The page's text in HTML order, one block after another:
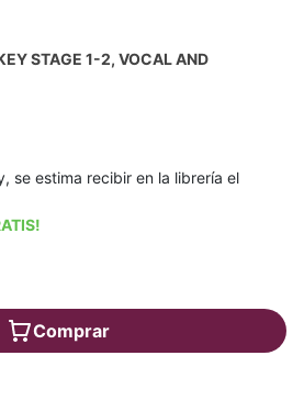
STAGE 1-2, VOCAL AND
se estima recibir en la librería el
Comprar